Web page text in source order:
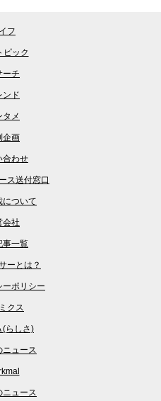
フ
ピック
ーチ
ンド
タメ
企画
合わせ
ス送付窓口
について
会社
事一覧
ーとは？
ーポリシー
クス
(らしさ)
ニュース
ニュース